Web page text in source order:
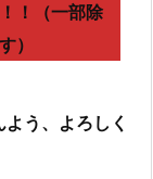
！（一部除
）
う、よろしく